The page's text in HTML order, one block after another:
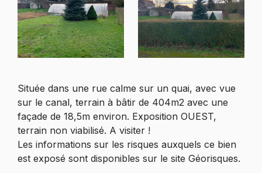
Située dans une rue calme sur un quai, avec vue
sur le canal, terrain à bâtir de 404m2 avec une
façade de 18,5m environ. Exposition OUEST,
terrain non viabilisé. A visiter !
Les informations sur les risques auxquels ce bien
est exposé sont disponibles sur le site Géorisques.